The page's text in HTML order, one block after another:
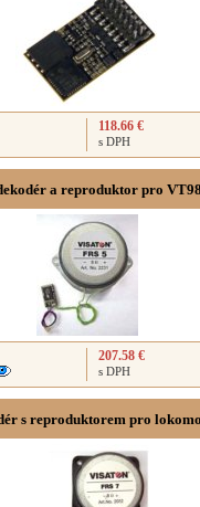
118.66 €
s DPH
a reproduktor pro
207.58 €
s DPH
s reproduktorem pro